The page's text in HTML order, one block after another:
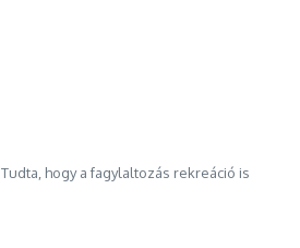
Tudta, hogy a fagylaltozás rekreáció is